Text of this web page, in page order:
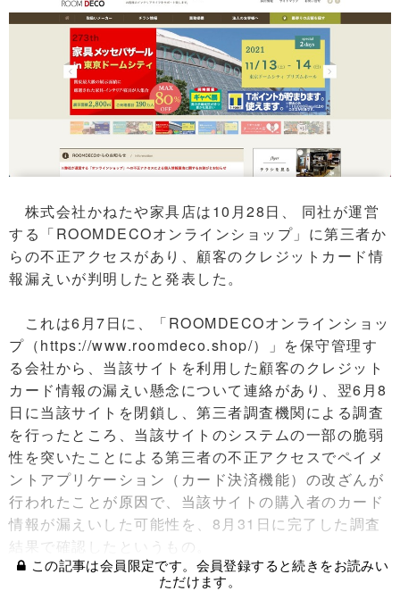
株式会社かねたや家具店は10月28日、 同社が運営
する「ROOMDECOオンラインショップ」に第三者か
らの不正アクセスがあり、顧客のクレジットカード情
報漏えいが判明したと発表した。
これは6月7日に、「ROOMDECOオンラインショッ
プ（https://www.roomdeco.shop/）」を保守管理す
る会社から、当該サイトを利用した顧客のクレジット
カード情報の漏えい懸念について連絡があり、翌6月8
日に当該サイトを閉鎖し、第三者調査機関による調査
を行ったところ、当該サイトのシステムの一部の脆弱
性を突いたことによる第三者の不正アクセスでペイメ
ントアプリケーション（カード決済機能）の改ざんが
行われたことが原因で、当該サイトの購入者のカード
情報が漏えいした可能性を、8月31日に完了した調査
結果で確認したというもの。
この記事は会員限定です。会員登録すると続きをお読みい
ただけます。